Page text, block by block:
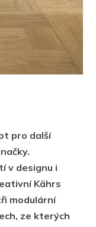
pro další
v designu i
Kährs
modulární
ze kterých